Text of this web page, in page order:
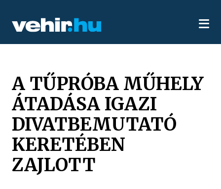
A TŰPRÓBA MŰHELY
ÁTADÁSA IGAZI
DIVATBEMUTATÓ
KERETÉBEN
ZAJLOTT